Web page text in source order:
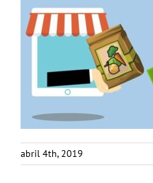
abril 4th, 2019